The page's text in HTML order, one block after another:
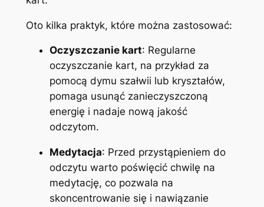
Oto kilka praktyk, które można zastosować:
Oczyszczanie kart: Regularne
oczyszczanie kart, na przykład za
pomocą dymu szałwii lub kryształów,
pomaga usunąć zanieczyszczoną
energię i nadaje nową jakość
odczytom.
Medytacja: Przed przystąpieniem do
odczytu warto poświęcić chwilę na
medytację, co pozwala na
skoncentrowanie się i nawiązanie